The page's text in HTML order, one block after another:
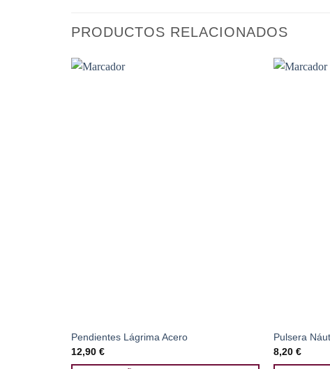
PRODUCTOS RELACIONADOS
Pendientes Lágrima Acero
12,90 €
Pulsera
8,20 €